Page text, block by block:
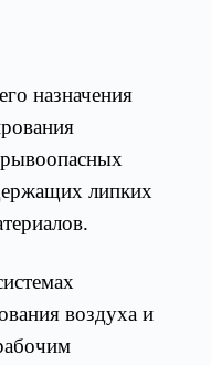
назначения
липких
воздуха и